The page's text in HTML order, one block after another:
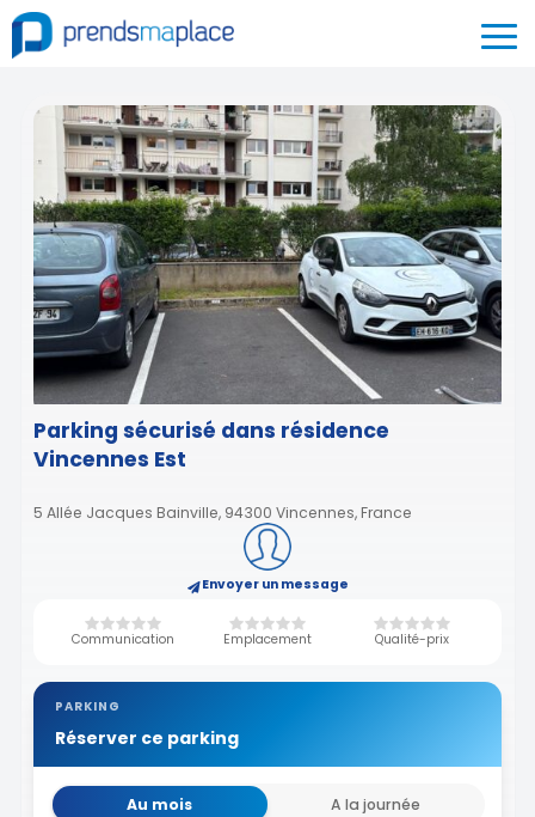
Parking sécurisé dans résidence
Vincennes Est
5 Allée Jacques Bainville, 94300 Vincennes, France
Envoyer un message
Communication Emplacement Qualité-prix
PARKING
Réserver ce parking
Au mois
A la journée